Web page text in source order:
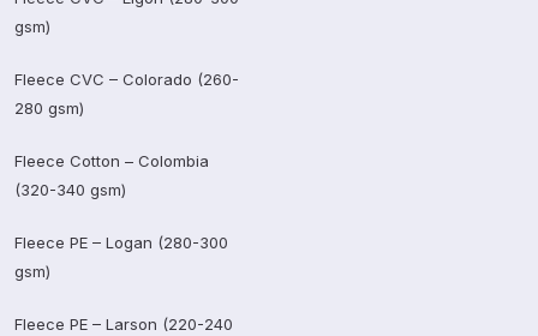
gsm)
Fleece CVC – Colorado (260-
280 gsm)
Fleece Cotton – Colombia
(320-340 gsm)
Fleece PE – Logan (280-300
gsm)
Fleece PE – Larson (220-240